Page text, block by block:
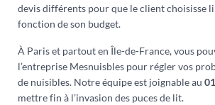
devis différents pour que le client choisisse
fonction de son budget.
À Paris et partout en Île-de-France, vous
l’entreprise Mesnuisbles pour régler vos
de nuisibles. Notre équipe est joignable au
mettre fin à l’invasion des puces de lit.